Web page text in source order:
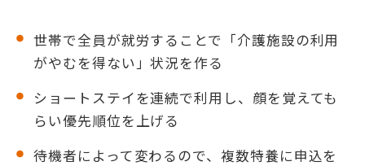
世帯で全員が就労することで「介護施設の利用
がやむを得ない」状況を作る
ショートステイを連続で利用し、顔を覚えても
らい優先順位を上げる
待機者によって変わるので、複数特養に申込を